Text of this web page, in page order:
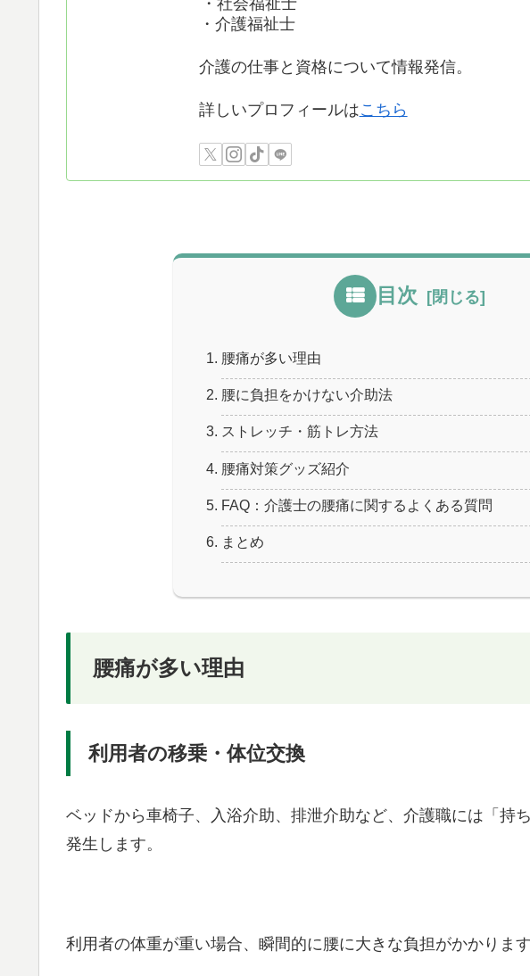
・介護福祉士
介護の仕事と資格について情報発信。
詳しいプロフィールはこちら
目次
腰痛が多い理由
腰に負担をかけない介助法
ストレッチ・筋トレ方法
腰痛対策グッズ紹介
FAQ：介護士の腰痛に関するよくある質問
まとめ
腰痛が多い理由
利用者の移乗・体位交換
ベッドから車椅子、入浴介助、排泄介助など、介護職には「持
発生します。
利用者の体重が重い場合、瞬間的に腰に大きな負担がかかります